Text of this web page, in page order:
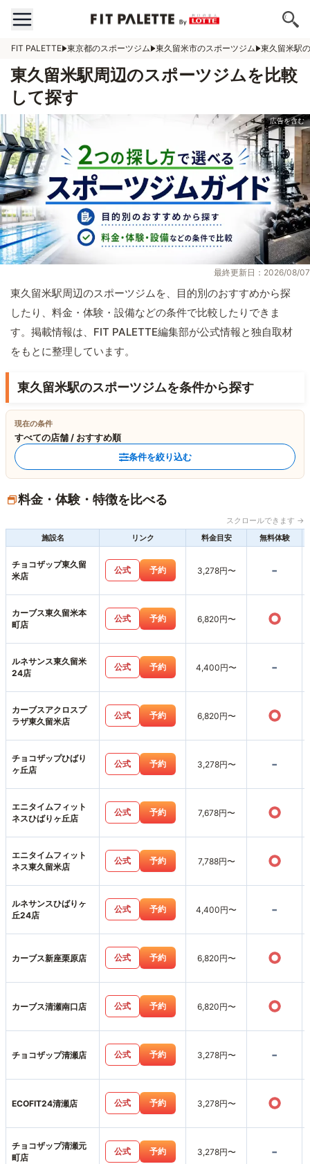
FIT PALETTE 東京都のスポーツジム 東久留米市のスポーツジム 東久留米駅
東久留米駅周辺のスポーツジムを比較
して探す
最終更新日：2026/08/07
東久留米駅周辺のスポーツジムを、目的別のおすすめから探
したり、料金・体験・設備などの条件で比較したりできま
す。掲載情報は、FIT PALETTE編集部が公式情報と独自取材
をもとに整理しています。
東久留米駅のスポーツジムを条件から探す
現在の条件
すべての店舗 / おすすめ順
条件を絞り込む
料金・体験・特徴を比べる
スクロールできます →
施設名
リンク 料金目安 無料体験
チョコザップ東久留
米店
公式 予約 3,278円〜 -
カーブス東久留米本
町店
公式 予約 6,820円〜 ○
ルネサンス東久留米
24店
公式 予約 4,400円〜 -
カーブスアクロスプ
ラザ東久留米店
公式 予約 6,820円〜 ○
チョコザップひばり
ヶ丘店
公式 予約 3,278円〜 -
エニタイムフィット
ネスひばりヶ丘店
公式 予約 7,678円〜 ○
エニタイムフィット
ネス東久留米店
公式 予約 7,788円〜 ○
ルネサンスひばりヶ
丘24店
公式 予約 4,400円〜 -
カーブス新座栗原店 公式 予約 6,820円〜 ○
カーブス清瀬南口店 公式 予約 6,820円〜 ○
チョコザップ清瀬店 公式 予約 3,278円〜 -
ECOFIT24清瀬店 公式 予約 3,278円〜 ○
チョコザップ清瀬元
町店
公式 予約 3,278円〜 -